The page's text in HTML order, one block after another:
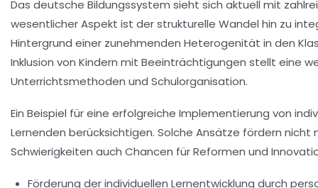
Das deutsche Bildungssystem sieht sich aktuell mit
wesentlicher Aspekt ist derstrukturelle Wandel hin zu
Hintergrund einer zunehmenden Heterogenität in den
Inklusion von Kindern mit Beeinträchtigungen stellt eine
Unterrichtsmethoden und Schulorganisation.
Ein Beispiel für eine erfolgreiche Implementierung von
Lernenden berücksichtigen. Solche Ansätze fördern nicht
Schwierigkeiten auch Chancen für Reformen und
Förderung der individuellen Lernentwicklung durch